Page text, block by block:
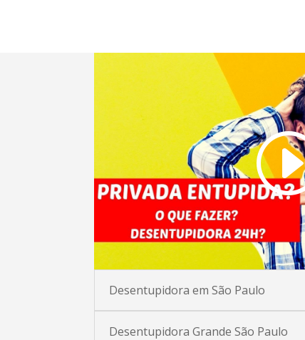
Desentupidora em São Paulo
Desentupidora Grande São Paulo